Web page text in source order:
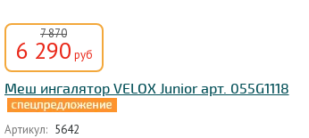
7 870
6 290 руб
Меш ингалятор VELOX Junior арт. 055G1118
Артикул: 5642